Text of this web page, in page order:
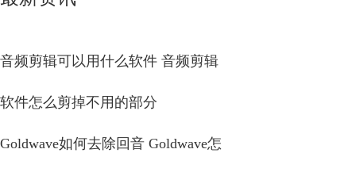
音频剪辑可以用什么软件 音频剪辑
软件怎么剪掉不用的部分
Goldwave如何去除回音 Goldwave怎